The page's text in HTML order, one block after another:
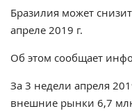
Бразилия может
апреле 2019 г.
Об этом сообщает
За 3 недели апреля
внешние рынки 6,7